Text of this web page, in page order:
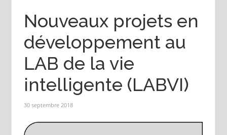
Nouveaux projets en
développement au
LAB de la vie
intelligente (LABVI)
30 septembre 2018